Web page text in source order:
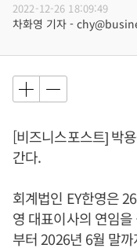
2022-12-26 18:09:49
차화영 기자 -
[비즈니스포스트] 박
간다.
회계법인 EY한영은
영 대표이사의 연임
부터 2026년 6월 말